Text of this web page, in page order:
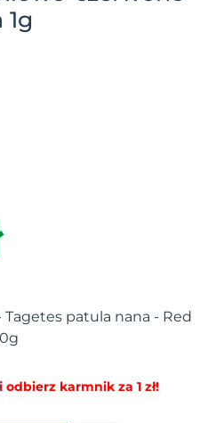
Tagetes patula nana - Red
karmnik za 1 zł!